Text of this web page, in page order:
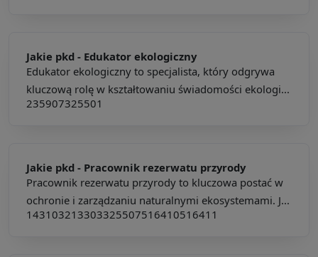
Jakie pkd - Edukator ekologiczny
Edukator ekologiczny to specjalista, który odgrywa
kluczową rolę w kształtowaniu świadomości ekologi...
235907325501
Jakie pkd - Pracownik rezerwatu przyrody
Pracownik rezerwatu przyrody to kluczowa postać w
ochronie i zarządzaniu naturalnymi ekosystemami. J...
143103213303325507516410516411